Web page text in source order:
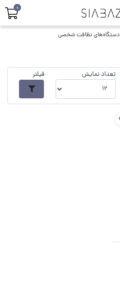
دستگاه‌های نظافت شخصی
تعداد نمایش فیلتر
0